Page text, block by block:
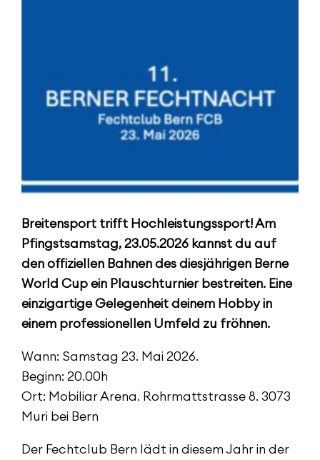
Breitensport trifft Hochleistungssport! Am
Pfingstsamstag, 23.05.2026 kannst du auf
den offiziellen Bahnen des diesjährigen Berne
World Cup ein Plauschturnier bestreiten. Eine
einzigartige Gelegenheit deinem Hobby in
einem professionellen Umfeld zu fröhnen.
Wann: Samstag 23. Mai 2026.
Beginn: 20.00h
Ort: Mobiliar Arena. Rohrmattstrasse 8. 3073
Muri bei Bern
Der Fechtclub Bern lädt in diesem Jahr in der